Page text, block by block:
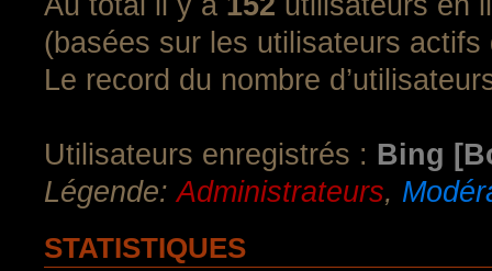
(basées sur les utilisateurs
Le record du nombre
Utilisateurs enregistrés : Bing
Légende:Administrateurs,
STATISTIQUES